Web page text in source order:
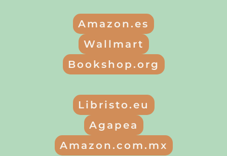
Amazon.es
Wallmart
Bookshop.org
Libristo.eu
Agapea
Amazon.com.mx